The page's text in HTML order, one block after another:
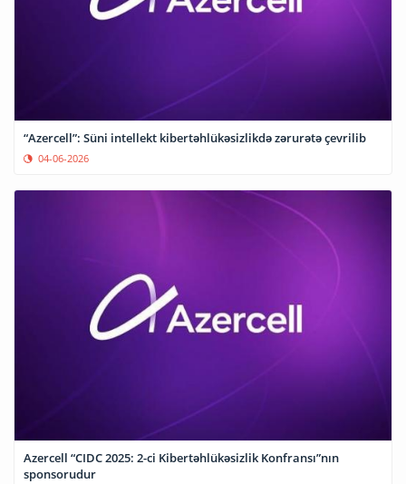
“Azercell”: Süni intellekt kibertəhlükəsizlikdə zərurətə çevrilib
04-06-2026
Azercell “CIDC 2025: 2-ci Kibertəhlükəsizlik Konfransı”nın
sponsorudur